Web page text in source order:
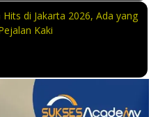
di Jakarta 2026, Ada yang
Kaki